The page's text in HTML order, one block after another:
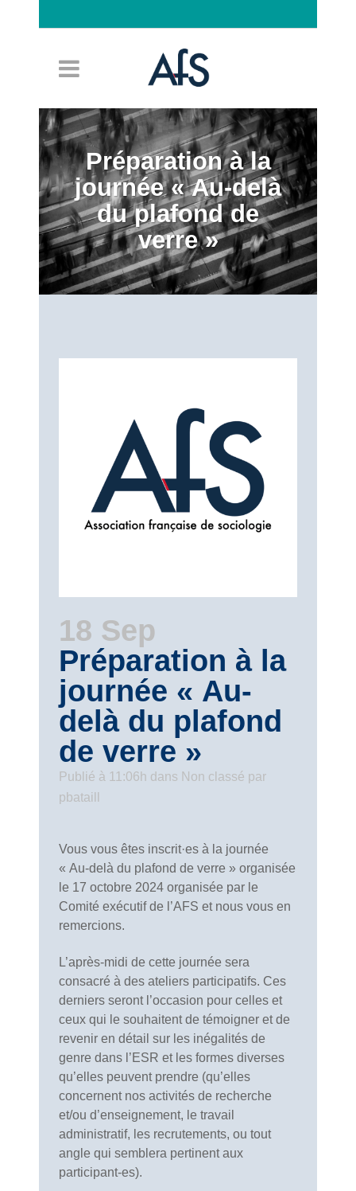
Préparation à la
journée « Au-delà
du plafond de
verre »
18 Sep
Préparation à la
journée « Au-
delà du plafond
de verre »
Publié à 11:06h dans Non classé par
pbataill
Vous vous êtes inscrit·es à la journée
« Au-delà du plafond de verre » organisée
le 17 octobre 2024 organisée par le
Comité exécutif de l’AFS et nous vous en
remercions.
L’après-midi de cette journée sera
consacré à des ateliers participatifs. Ces
derniers seront l’occasion pour celles et
ceux qui le souhaitent de témoigner et de
revenir en détail sur les inégalités de
genre dans l’ESR et les formes diverses
qu’elles peuvent prendre (qu’elles
concernent nos activités de recherche
et/ou d’enseignement, le travail
administratif, les recrutements, ou tout
angle qui semblera pertinent aux
participant-es).